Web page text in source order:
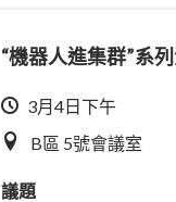
“機器人進集群”系
3月4日下午
B區 5號會議室
議題